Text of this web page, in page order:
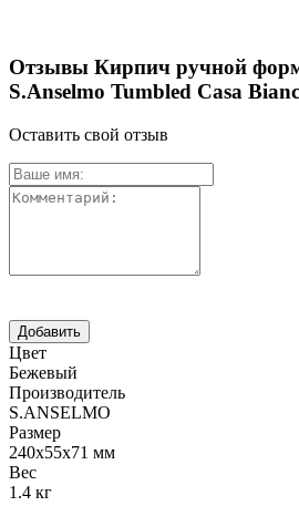
Отзывы Кирпич ручной
S.Anselmo Tumbled Casa
Оставить свой отзыв
Цвет
Бежевый
Производитель
S.ANSELMO
Размер
240х55х71 мм
Вес
1.4 кг